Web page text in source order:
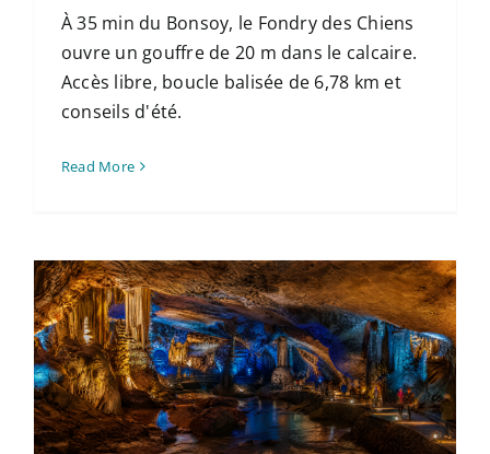
À 35 min du Bonsoy, le Fondry des Chiens
ouvre un gouffre de 20 m dans le calcaire.
Accès libre, boucle balisée de 6,78 km et
conseils d'été.
Read More